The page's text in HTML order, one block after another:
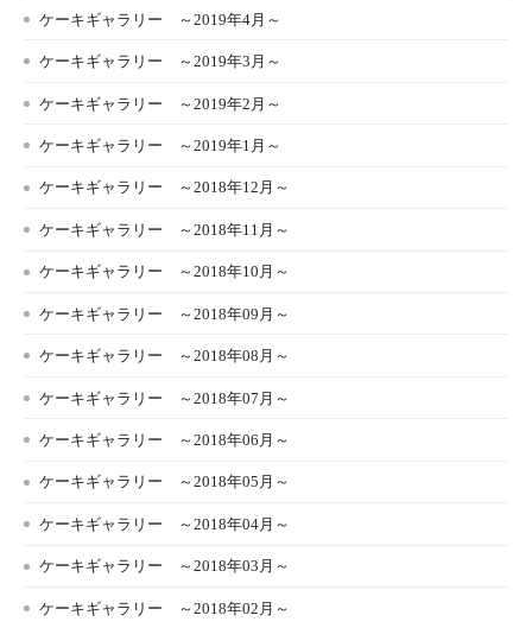
ケーキギャラリー ～2019年4月～
ケーキギャラリー ～2019年3月～
ケーキギャラリー ～2019年2月～
ケーキギャラリー ～2019年1月～
ケーキギャラリー ～2018年12月～
ケーキギャラリー ～2018年11月～
ケーキギャラリー ～2018年10月～
ケーキギャラリー ～2018年09月～
ケーキギャラリー ～2018年08月～
ケーキギャラリー ～2018年07月～
ケーキギャラリー ～2018年06月～
ケーキギャラリー ～2018年05月～
ケーキギャラリー ～2018年04月～
ケーキギャラリー ～2018年03月～
ケーキギャラリー ～2018年02月～